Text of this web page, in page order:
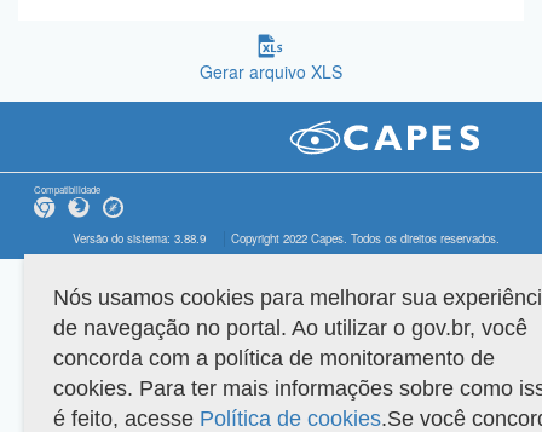
Gerar arquivo XLS
Compatibilidade
Versão do sistema: 3.88.9 Copyright 2022 Capes. Todos os direitos reservados.
Nós usamos cookies para melhorar sua
de navegação no portal. Ao utilizar o gov.br, você
concorda com a política de monitoramento de
cookies. Para ter mais informações sobre como
é feito, acesse Política de cookies.Se você